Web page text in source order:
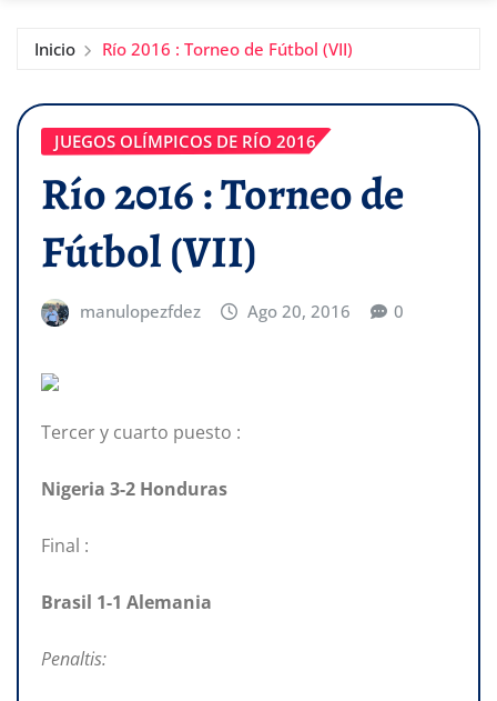
Inicio Río 2016 : Torneo de Fútbol (VII)
JUEGOS OLÍMPICOS DE RÍO 2016
Río 2016 : Torneo de
Fútbol (VII)
manulopezfdez Ago 20, 2016 0
Tercer y cuarto puesto :
Nigeria 3-2 Honduras
Final :
Brasil 1-1 Alemania
Penaltis: